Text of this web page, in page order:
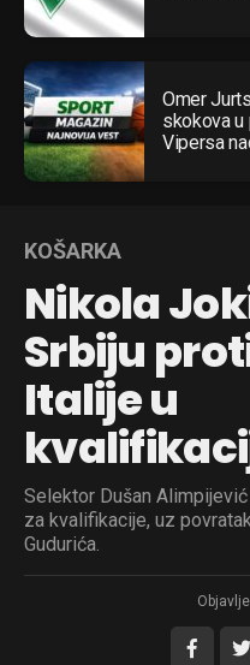
Omer
skokova u
Vipersa
KOŠARKA
Nikola
Srbiju
Italije u
Selektor Dušan
za kvalifikacije, uz
Gudurića.